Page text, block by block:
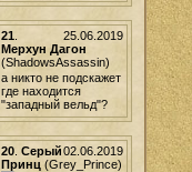
25.06.2019
21
Мерхун Дагон
(ShadowsAssassin)
а никто не подскажет
где находится
"западный вельд"?
02.06.2019
20. Серый
Принц (Grey_Prince)